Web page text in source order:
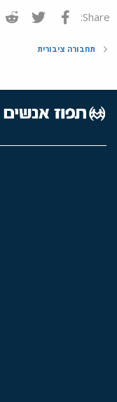
Share: פייסבוק Twitter
תחבורה ציבורית